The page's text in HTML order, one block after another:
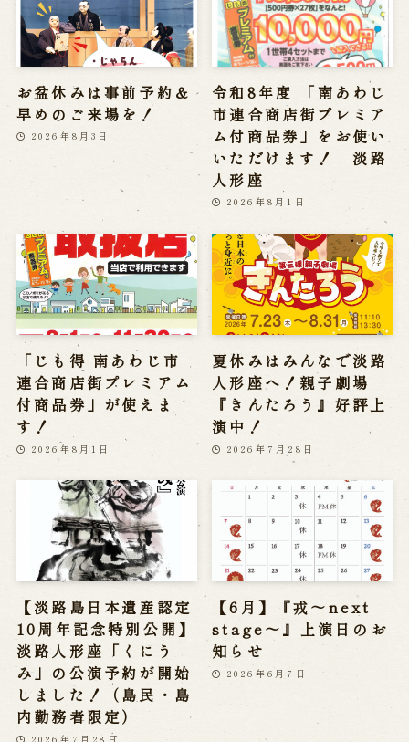
お盆休みは事前予約＆
早めのご来場を！
2026年8月3日
令和8年度 「南あわじ
市連合商店街プレミア
ム付商品券」をお使い
いただけます！ 淡路
人形座
2026年8月1日
「じも得 南あわじ市
連合商店街プレミアム
付商品券」が使えま
す！
2026年8月1日
夏休みはみんなで淡路
人形座へ！親子劇場
『きんたろう』好評上
演中！
2026年7月28日
【淡路島日本遺産認定
10周年記念特別公開】
淡路人形座「くにう
み」の公演予約が開始
しました！（島民・島
内勤務者限定）
2026年7月28日
【6月】『戎～next
stage～』上演日のお
知らせ
2026年6月7日